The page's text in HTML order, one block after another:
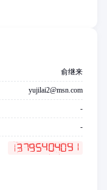
俞继来
yujilai2@msn.com
-
-